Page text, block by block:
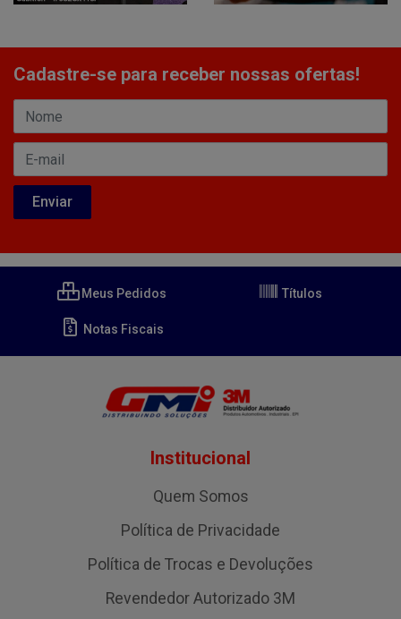
Cadastre-se para receber nossas ofertas!
Meus Pedidos Títulos
Notas Fiscais
Institucional
Quem Somos
Política de Privacidade
Política de Trocas e Devoluções
Revendedor Autorizado 3M